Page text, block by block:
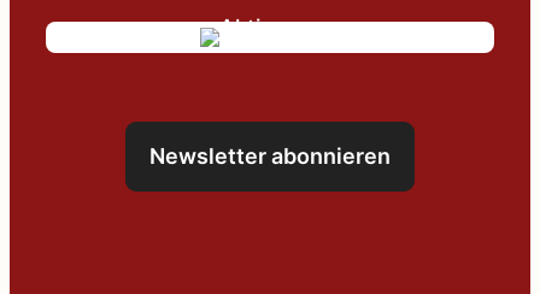
Newsletter abonnieren